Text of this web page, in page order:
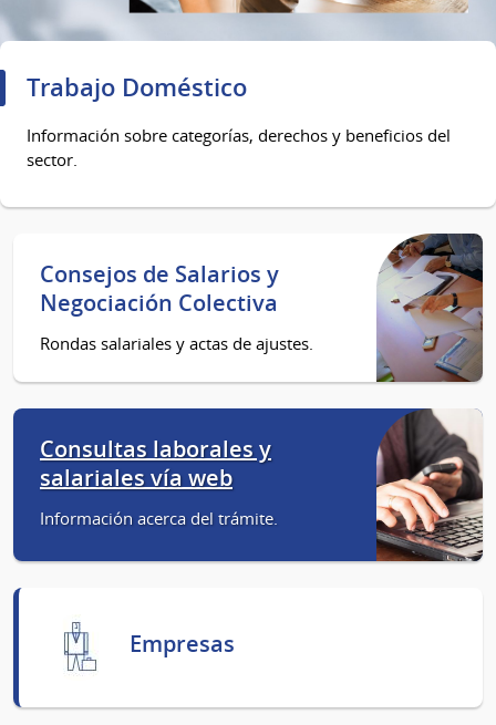
Trabajo Doméstico
Información sobre categorías, derechos y beneficios del
sector.
Consejos de Salarios y
Negociación Colectiva
Rondas salariales y actas de ajustes.
Consultas laborales y
salariales vía web
Información acerca del trámite.
Empresas